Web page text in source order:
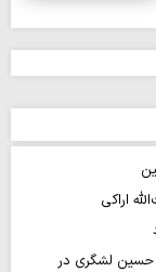
اراکی
حسین لشگری در